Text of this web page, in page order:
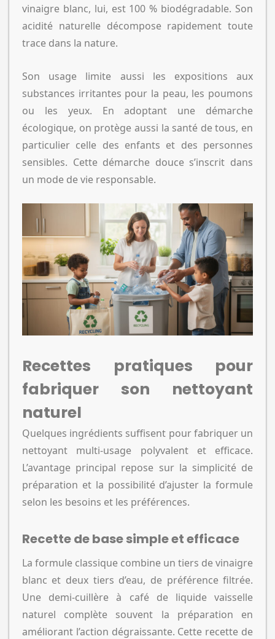
vinaigre blanc, lui, est 100 % biodégradable. Son
acidité naturelle décompose rapidement toute
trace dans la nature.
Son usage limite aussi les expositions aux
substances irritantes pour la peau, les poumons
ou les yeux. En adoptant une démarche
écologique, on protège aussi la santé de tous, en
particulier celle des enfants et des personnes
sensibles. Cette démarche douce s’inscrit dans
un mode de vie responsable.
Recettes pratiques pour
fabriquer son nettoyant
naturel
Quelques ingrédients suffisent pour fabriquer un
nettoyant multi-usage polyvalent et efficace.
L’avantage principal repose sur la simplicité de
préparation et la possibilité d’ajuster la formule
selon les besoins et les préférences.
Recette de base simple et efficace
La formule classique combine un tiers de vinaigre
blanc et deux tiers d’eau, de préférence filtrée.
Une demi-cuillère à café de liquide vaisselle
naturel complète souvent la préparation en
améliorant l’action dégraissante. Cette recette de